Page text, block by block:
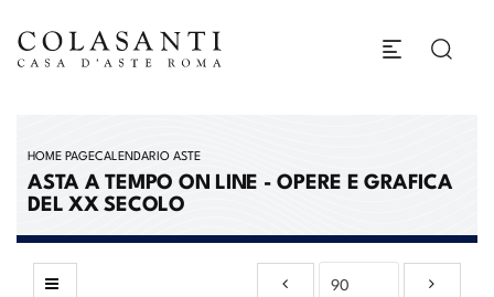
HOME PAGECALENDARIO ASTE
ASTA A TEMPO ON LINE - OPERE E GRAFICA
DEL XX SECOLO